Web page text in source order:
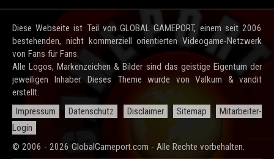
Diese Webseite ist Teil von GLOBAL GAMEPORT, einem seit 2006
bestehenden, nicht kommerziell orientierten Videogame-Netzwerk
von Fans für Fans.
Alle Logos, Markenzeichen & Bilder sind das geistige Eigentum der
jeweiligen Inhaber. Dieses Theme wurde von Valkum & vandit
erstellt.
Impressum
Datenschutz Disclaimer Sitemap
Mitarbeiter-
Login
© 2006 - 2026 GlobalGameport.com - Alle Rechte vorbehalten.